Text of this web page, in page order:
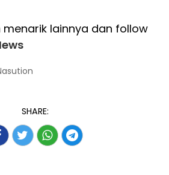
lainnya dan follow
SHARE: